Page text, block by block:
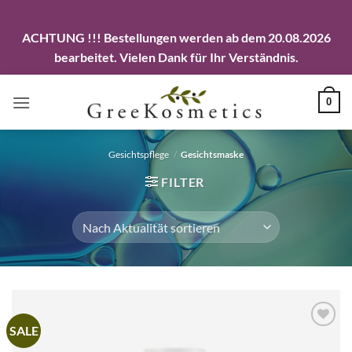
ACHTUNG !!! Bestellungen werden ab dem 20.08.2026
bearbeitet. Vielen Dank für Ihr Verständnis.
Inhalt
0
Gesichtspflege / Gesichtsmaske
FILTER
SALE